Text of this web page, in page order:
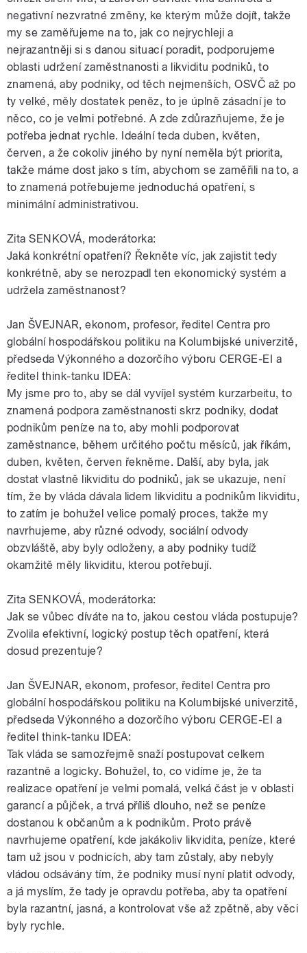
negativní nezvratné změny, ke kterým může dojít, takže
my se zaměřujeme na to, jak co nejrychleji a
nejrazantněji si s danou situací poradit, podporujeme
oblasti udržení zaměstnanosti a likviditu podniků, to
znamená, aby podniky, od těch nejmenších, OSVČ až po
ty velké, měly dostatek peněz, to je úplně zásadní je to
něco, co je velmi potřebné. A zde zdůrazňujeme, že je
potřeba jednat rychle. Ideální teda duben, květen,
červen, a že cokoliv jiného by nyní neměla být priorita,
takže máme dost jako s tím, abychom se zaměřili na to, a
to znamená potřebujeme jednoduchá opatření, s
minimální administrativou.
Zita SENKOVÁ, moderátorka:
Jaká konkrétní opatření? Řekněte víc, jak zajistit tedy
konkrétně, aby se nerozpadl ten ekonomický systém a
udržela zaměstnanost?
Jan ŠVEJNAR, ekonom, profesor, ředitel Centra pro
globální hospodářskou politiku na Kolumbijské univerzitě,
předseda Výkonného a dozorčího výboru CERGE-EI a
ředitel think-tanku IDEA:
My jsme pro to, aby se dál vyvíjel systém kurzarbeitu, to
znamená podpora zaměstnanosti skrz podniky, dodat
podnikům peníze na to, aby mohli podporovat
zaměstnance, během určitého počtu měsíců, jak říkám,
duben, květen, červen řekněme. Další, aby byla, jak
dostat vlastně likviditu do podniků, jak se ukazuje, není
tím, že by vláda dávala lidem likviditu a podnikům likviditu,
to zatím je bohužel velice pomalý proces, takže my
navrhujeme, aby různé odvody, sociální odvody
obzvláště, aby byly odloženy, a aby podniky tudíž
okamžitě měly likviditu, kterou potřebují.
Zita SENKOVÁ, moderátorka:
Jak se vůbec díváte na to, jakou cestou vláda postupuje?
Zvolila efektivní, logický postup těch opatření, která
dosud prezentuje?
Jan ŠVEJNAR, ekonom, profesor, ředitel Centra pro
globální hospodářskou politiku na Kolumbijské univerzitě,
předseda Výkonného a dozorčího výboru CERGE-EI a
ředitel think-tanku IDEA:
Tak vláda se samozřejmě snaží postupovat celkem
razantně a logicky. Bohužel, to, co vidíme je, že ta
realizace opatření je velmi pomalá, velká část je v oblasti
garancí a půjček, a trvá příliš dlouho, než se peníze
dostanou k občanům a k podnikům. Proto právě
navrhujeme opatření, kde jakákoliv likvidita, peníze, které
tam už jsou v podnicích, aby tam zůstaly, aby nebyly
vládou odsávány tím, že podniky musí nyní platit odvody,
a já myslím, že tady je opravdu potřeba, aby ta opatření
byla razantní, jasná, a kontrolovat vše až zpětně, aby věci
byly rychle.